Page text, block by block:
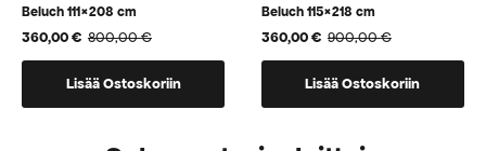
Beluch 111×208 cm
800,00€
Alkuperäinen
hinta
360,00€
Nykyinen
hinta
Lisää Ostoskoriin
Beluch 115×218 cm
900,00€
Alkuperäinen
hinta
360,00€
Nykyinen
hinta
Lisää Ostoskoriin